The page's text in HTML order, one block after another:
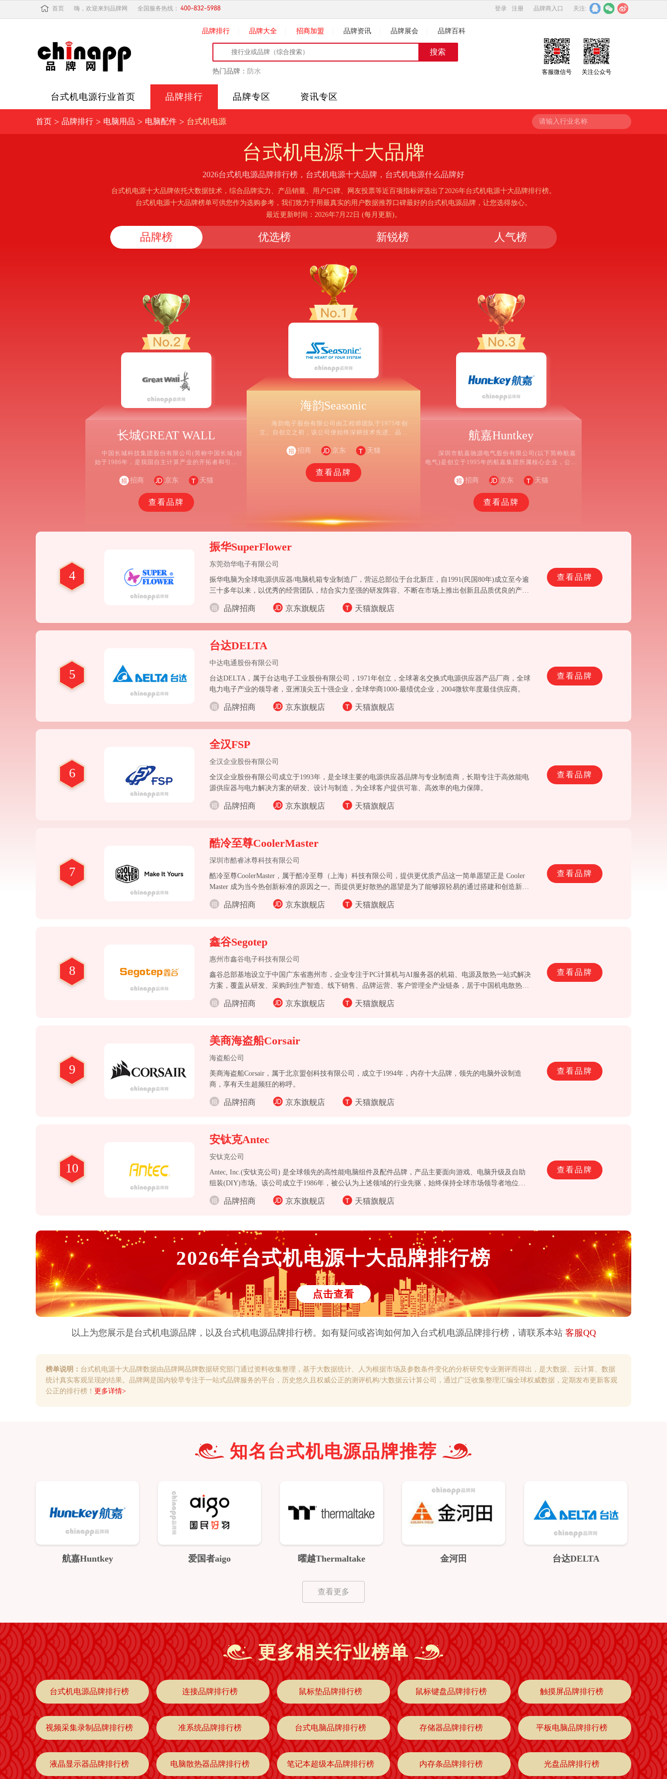
首页 嗨，欢迎来到品牌网 全国服务热线： 登录 注册 品牌商入口 关注:
品牌排行 品牌大全 招商加盟 品牌资讯 品牌展会 品牌百科
热门品牌： 防水 客服微信号 关注公众号
台式机电源行业首页 品牌排行 品牌专区 资讯专区
首页 > 品牌排行 > 电脑用品 > 电脑配件 > 台式机电源 请输入行业名称
台式机电源十大品牌
2026台式机电源品牌排行榜，台式机电源十大品牌，台式机电源什么品牌好
台式机电源十大品牌依托大数据技术，综合品牌实力、产品销量、用户口碑、网友投票等近百项指标评选出了2026年台式机电源十大品牌排行榜。
台式机电源十大品牌榜单可供您作为选购参考，我们致力于用最真实的用户数据推荐口碑最好的台式机电源品牌，让您选得放心。
最近更新时间：2026年7月22日 (每月更新)。
品牌榜 优选榜 新锐榜 人气榜
长城GREAT WALL
中国长城科技集团股份有限公司(简称中国长城)创
始于1986年，是我国自主计算产业的开拓者和引领
算产业核心子集团。1997年，公司在深交所上市，股
四家二级企业于2017年整合而成。
招商 京东 天猫
查看品牌
海韵Seasonic
海韵电子股份有限公司由工程师团队于1975年创
立。自创立之初，该公司便始终深耕技术先进、品质
海韵深耕PC源供应器生产领域，成为该市场设计与制
PC 电源供应器外，该公司还拓展布局了其他PC相关
产品领域。
招商 京东 天猫
查看品牌
航嘉Huntkey
深圳市航嘉驰源电气股份有限公司(以下简称航嘉
电气)是创立于1995年的航嘉集团所属核心企业，公司
化、新能源等所需的电源、适配器、充电器、智能电
有强大的五金结构件、注塑件、线材、变压器、SMT
等的配套能力和OEM整机组装、测试能力。
招商 京东 天猫
查看品牌
4
振华SuperFlower
东莞劲华电子有限公司
振华电脑为全球电源供应器/电脑机箱专业制造厂，营运总部位于台北新庄，自1991(民国80年)成立至今逾
三十多年以来，以优秀的经营团队，结合实力坚强的研发阵容、不断在市场上推出创新且品质优良的产
品，在激烈的市场竞争中，佔有一席之地，并持续稳定成长。
品牌招商 京东旗舰店 天猫旗舰店
查看品牌
5
台达DELTA
中达电通股份有限公司
台达DELTA，属于台达电子工业股份有限公司，1971年创立，全球著名交换式电源供应器产品厂商，全球
电力电子产业的领导者，亚洲顶尖五十强企业，全球华商1000-最绩优企业，2004微软年度最佳供应商。
品牌招商 京东旗舰店 天猫旗舰店
查看品牌
6
全汉FSP
全汉企业股份有限公司
全汉企业股份有限公司成立于1993年，是全球主要的电源供应器品牌与专业制造商，长期专注于高效能电
源供应器与电力解决方案的研发、设计与制造，为全球客户提供可靠、高效率的电力保障。
品牌招商 京东旗舰店 天猫旗舰店
查看品牌
7
酷冷至尊CoolerMaster
深圳市酷睿冰尊科技有限公司
酷冷至尊CoolerMaster，属于酷冷至尊（上海）科技有限公司，提供更优质产品这一简单愿望正是 Cooler
Master 成为当今热创新标准的原因之一。而提供更好散热的愿望是为了能够跟轻易的通过搭建和创造新事
物的自由和乐趣以激发灵感。
品牌招商 京东旗舰店 天猫旗舰店
查看品牌
8
鑫谷Segotep
惠州市鑫谷电子科技有限公司
鑫谷总部基地设立于中国广东省惠州市，企业专注于PC计算机与AI服务器的机箱、电源及散热一站式解决
方案，覆盖从研发、采购到生产智造、线下销售、品牌运营、客户管理全产业链条，居于中国机电散热器
行业前三名。
品牌招商 京东旗舰店 天猫旗舰店
查看品牌
9
美商海盗船Corsair
海盗船公司
美商海盗船Corsair，属于北京盟创科技有限公司，成立于1994年，内存十大品牌，领先的电脑外设制造
商，享有天生超频狂的称呼。
品牌招商 京东旗舰店 天猫旗舰店
查看品牌
10
安钛克Antec
安钛克公司
Antec, Inc.(安钛克公司) 是全球领先的高性能电脑组件及配件品牌，产品主要面向游戏、电脑升级及自助
组装(DIY)市场。该公司成立于1986年，被公认为上述领域的行业先驱，始终保持全球市场领导者地位，
同时也是高效、静音且可靠产品的国际供应商。
品牌招商 京东旗舰店 天猫旗舰店
查看品牌
2026年台式机电源十大品牌排行榜
点击查看
以上为您展示是台式机电源品牌，以及 台式机电源品牌排行榜。如有疑问或咨询如何加入 台式机电源品牌排行榜，请联系本站 客服QQ
榜单说明： 台式机电源十大品牌数据由品牌网品牌数据研究部门通过资料收集整理，基于大数据统计、人为根据市场及参数条件变化的分析研究专业测评而得出，是大数据、云计算、数据
统计真实客观呈现的结果。品牌网是国内较早专注于一站式品牌服务的平台，历史悠久且权威公正的测评机构/大数据云计算公司，通过广泛收集整理汇编全球权威数据，定期发布更新客观
公正的排行榜！ 更多详情>
知名 台式机电源品牌推荐
航嘉Huntkey 爱国者aigo 曜越Thermaltake 金河田 台达DELTA
查看更多
更多相关行业榜单
台式机电源品牌排行榜 连接品牌排行榜 鼠标垫品牌排行榜 鼠标键盘品牌排行榜 触摸屏品牌排行榜
视频采集录制品牌排行榜 准系统品牌排行榜 台式电脑品牌排行榜 存储器品牌排行榜 平板电脑品牌排行榜
液晶显示器品牌排行榜 电脑散热器品牌排行榜 笔记本超级本品牌排行榜 内存条品牌排行榜 光盘品牌排行榜